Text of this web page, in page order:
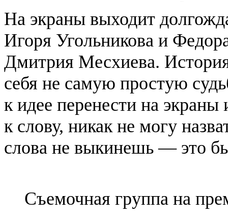
На экраны выходит
Игоря Угольникова и
Дмитрия Месхиева.
себя не самую простую
к идее перенести на
к слову, никак не могу
слова не выкинешь — это
Съемочная группа на